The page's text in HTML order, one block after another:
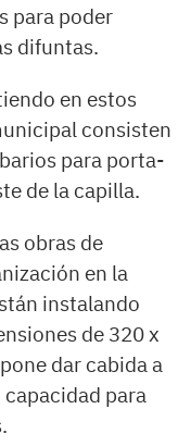
para poder
difuntas.
en estos
consisten
para porta-
de la capilla.
obras de
en la
instalando
de 320 x
dar cabida a
para